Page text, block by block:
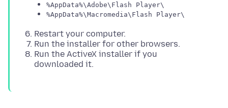
%AppData%\Adobe\Flash Player\
%AppData%\Macromedia\Flash Player\
Restart your computer.
Run the installer for other browsers.
Run the ActiveX installer if you
downloaded it.